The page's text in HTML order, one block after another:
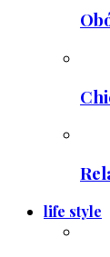
life style